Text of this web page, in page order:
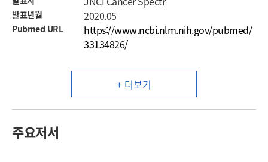
발표년월 2020.05
Pubmed URL
https://www.ncbi.nlm.nih.gov/pubmed/
33134826/
+ 더보기
주요저서